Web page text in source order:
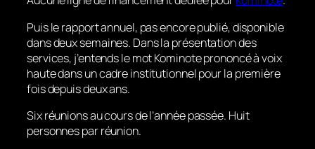
Puis le rapport annuel, pas encore publié, disponible
dans deux semaines. Dans la présentation des
services, j’entends le mot Kominote prononcé à voix
haute dans un cadre institutionnel pour la première
fois depuis deux ans.
Six réunions au cours de l’année passée. Huit
personnes par réunion.